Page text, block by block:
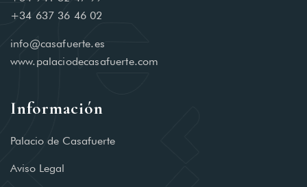
+34 637 36 46 02
info@casafuerte.es
www.palaciodecasafuerte.com
Información
Palacio de Casafuerte
Aviso Legal